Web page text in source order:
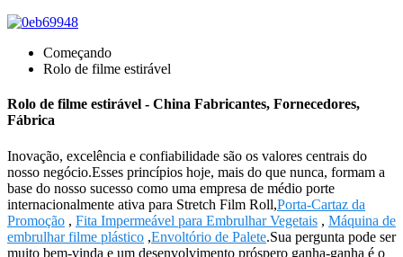
Começando
Rolo de filme estirável
Rolo de filme estirável - China Fabricantes, Fornecedores,
Fábrica
Inovação, excelência e confiabilidade são os valores centrais do
nosso negócio.Esses princípios hoje, mais do que nunca, formam a
base do nosso sucesso como uma empresa de médio porte
internacionalmente ativa para Stretch Film Roll,Porta-Cartaz da
Promoção , Fita Impermeável para Embrulhar Vegetais , Máquina de
embrulhar filme plástico ,Envoltório de Palete.Sua pergunta pode ser
muito bem-vinda e um desenvolvimento próspero ganha-ganha é o